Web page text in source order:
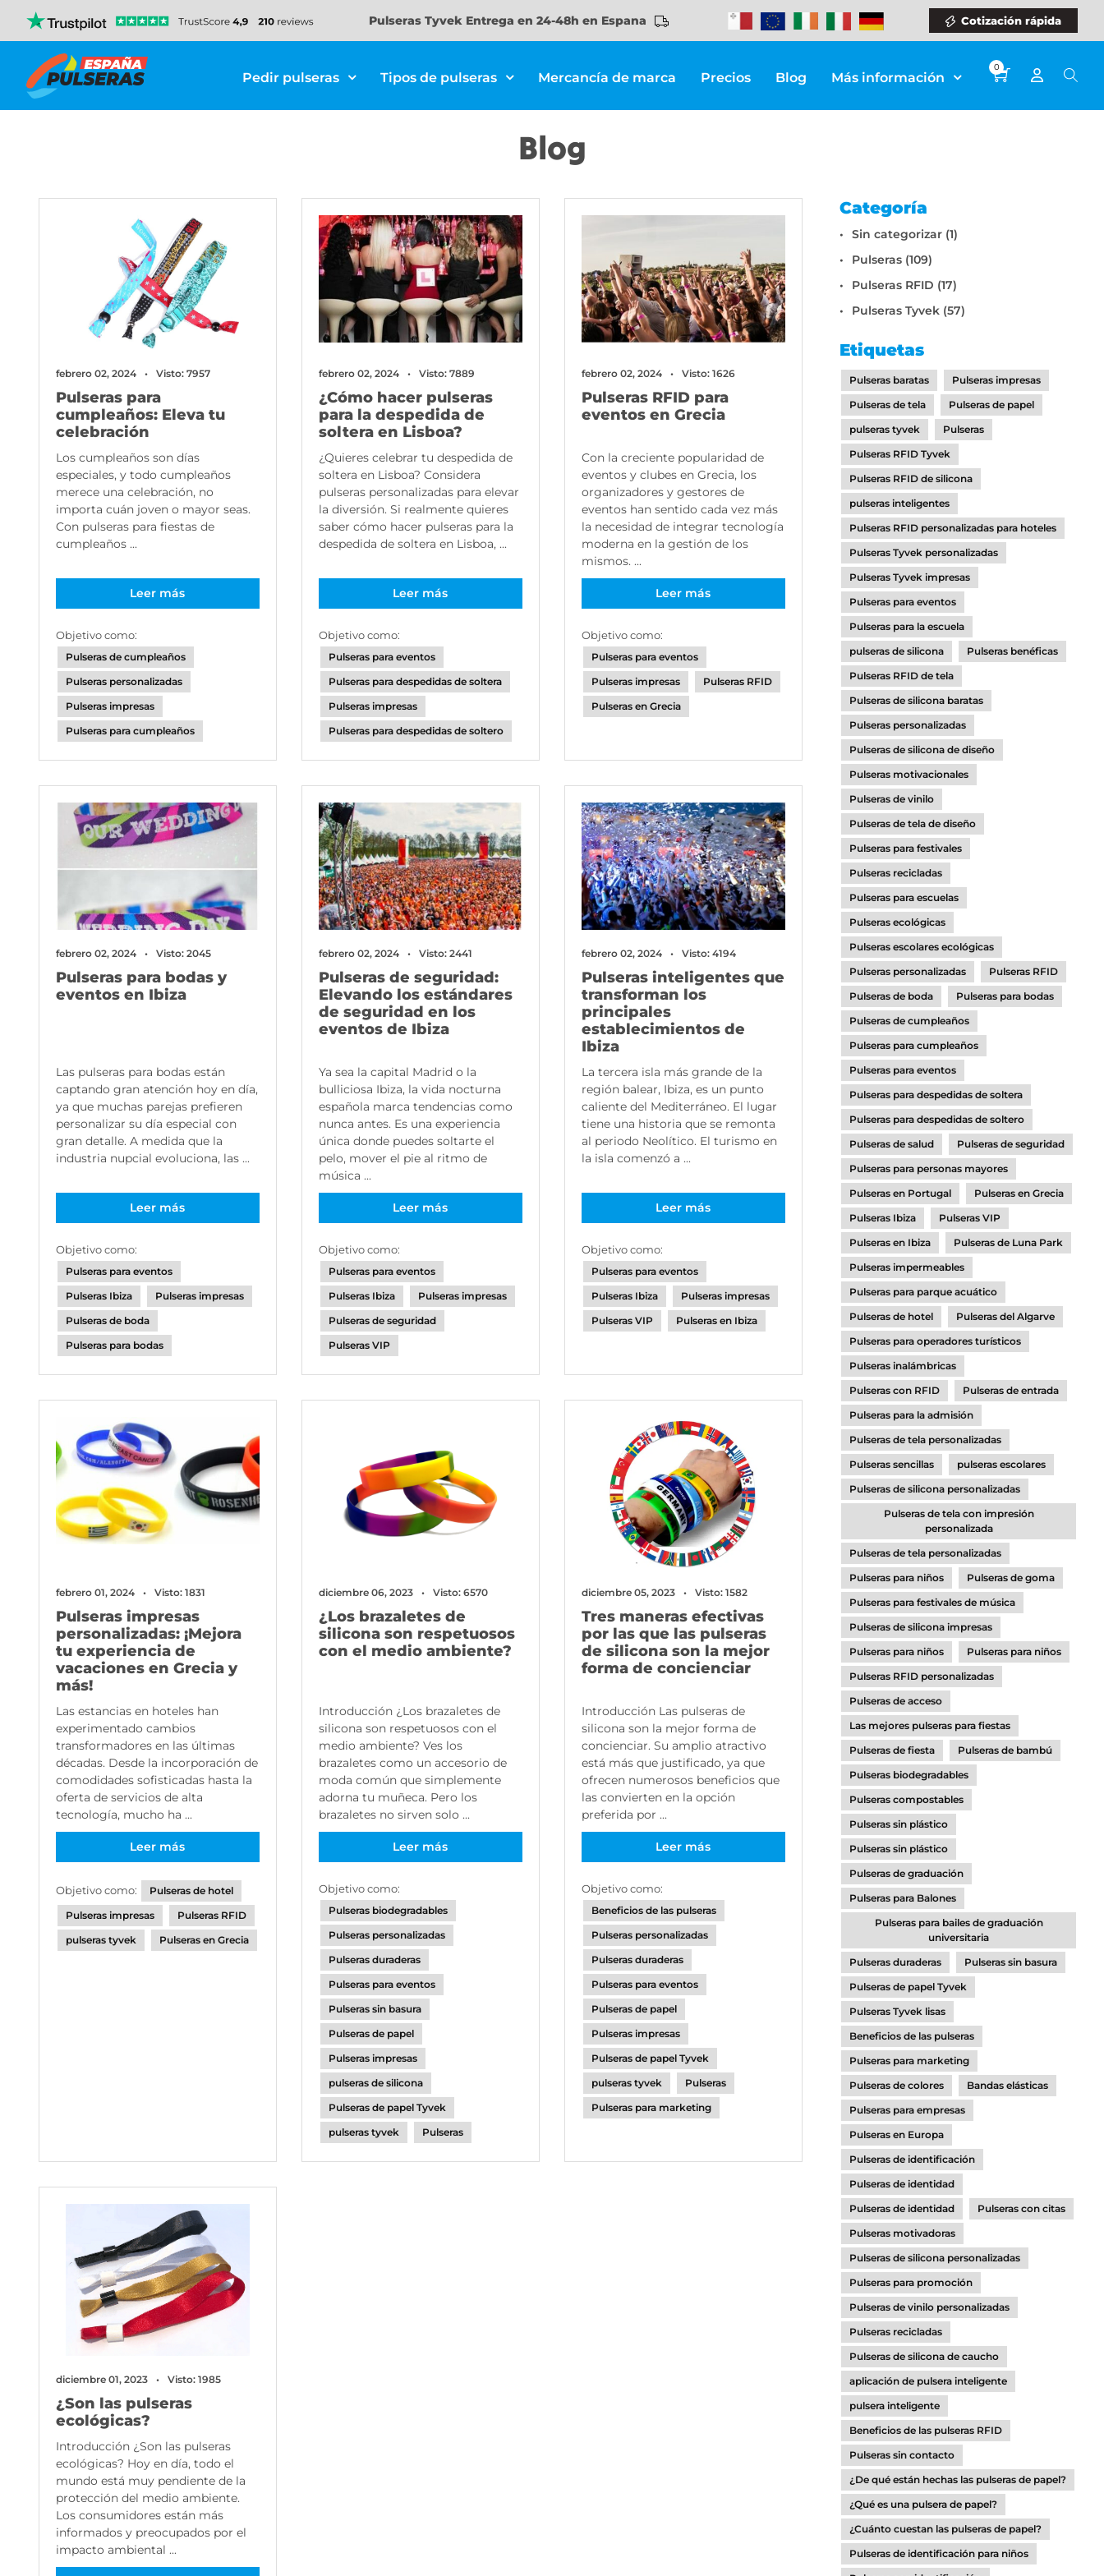
Pulseras Tyvek Entrega en 24-48h en Espana Cotización rápida
Pedir pulseras Tipos de pulseras Mercancía de marca Precios Blog Más información
0
Blog
febrero 02, 2024 Visto: 7957
Pulseras para
cumpleaños: Eleva tu
celebración
Los cumpleaños son días
especiales, y todo cumpleaños
merece una celebración, no
importa cuán joven o mayor seas.
Con pulseras para fiestas de
cumpleaños ...
Leer más
Objetivo como:
Pulseras de cumpleaños
Pulseras personalizadas
Pulseras impresas
Pulseras para cumpleaños
febrero 02, 2024 Visto: 7889
¿Cómo hacer pulseras
para la despedida de
soltera en Lisboa?
¿Quieres celebrar tu despedida de
soltera en Lisboa? Considera
pulseras personalizadas para elevar
la diversión. Si realmente quieres
saber cómo hacer pulseras para la
despedida de soltera en Lisboa, ...
Leer más
Objetivo como:
Pulseras para eventos
Pulseras para despedidas de soltera
Pulseras impresas
Pulseras para despedidas de soltero
febrero 02, 2024 Visto: 1626
Pulseras RFID para
eventos en Grecia
Con la creciente popularidad de
eventos y clubes en Grecia, los
organizadores y gestores de
eventos han sentido cada vez más
la necesidad de integrar tecnología
moderna en la gestión de los
mismos. ...
Leer más
Objetivo como:
Pulseras para eventos
Pulseras impresas
Pulseras RFID
Pulseras en Grecia
febrero 02, 2024 Visto: 2045
Pulseras para bodas y
eventos en Ibiza
Las pulseras para bodas están
captando gran atención hoy en día,
ya que muchas parejas prefieren
personalizar su día especial con
gran detalle. A medida que la
industria nupcial evoluciona, las ...
Leer más
Objetivo como:
Pulseras para eventos
Pulseras Ibiza
Pulseras impresas
Pulseras de boda
Pulseras para bodas
febrero 02, 2024 Visto: 2441
Pulseras de seguridad:
Elevando los estándares
de seguridad en los
eventos de Ibiza
Ya sea la capital Madrid o la
bulliciosa Ibiza, la vida nocturna
española marca tendencias como
nunca antes. Es una experiencia
única donde puedes soltarte el
pelo, mover el pie al ritmo de
música ...
Leer más
Objetivo como:
Pulseras para eventos
Pulseras Ibiza
Pulseras impresas
Pulseras de seguridad
Pulseras VIP
febrero 02, 2024 Visto: 4194
Pulseras inteligentes que
transforman los
principales
establecimientos de
Ibiza
La tercera isla más grande de la
región balear, Ibiza, es un punto
caliente del Mediterráneo. El lugar
tiene una historia que se remonta
al periodo Neolítico. El turismo en
la isla comenzó a ...
Leer más
Objetivo como:
Pulseras para eventos
Pulseras Ibiza
Pulseras impresas
Pulseras VIP
Pulseras en Ibiza
febrero 01, 2024 Visto: 1831
Pulseras impresas
personalizadas: ¡Mejora
tu experiencia de
vacaciones en Grecia y
más!
Las estancias en hoteles han
experimentado cambios
transformadores en las últimas
décadas. Desde la incorporación de
comodidades sofisticadas hasta la
oferta de servicios de alta
tecnología, mucho ha ...
Leer más
Objetivo como:
Pulseras de hotel
Pulseras impresas
Pulseras RFID
pulseras tyvek
Pulseras en Grecia
diciembre 06, 2023 Visto: 6570
¿Los brazaletes de
silicona son respetuosos
con el medio ambiente?
Introducción ¿Los brazaletes de
silicona son respetuosos con el
medio ambiente? Ves los
brazaletes como un accesorio de
moda común que simplemente
adorna tu muñeca. Pero los
brazaletes no sirven solo ...
Leer más
Objetivo como:
Pulseras biodegradables
Pulseras personalizadas
Pulseras duraderas
Pulseras para eventos
Pulseras sin basura
Pulseras de papel
Pulseras impresas
pulseras de silicona
Pulseras de papel Tyvek
pulseras tyvek
Pulseras
diciembre 05, 2023 Visto: 1582
Tres maneras efectivas
por las que las pulseras
de silicona son la mejor
forma de concienciar
Introducción Las pulseras de
silicona son la mejor forma de
concienciar. Su amplio atractivo
está más que justificado, ya que
ofrecen numerosos beneficios que
las convierten en la opción
preferida por ...
Leer más
Objetivo como:
Beneficios de las pulseras
Pulseras personalizadas
Pulseras duraderas
Pulseras para eventos
Pulseras de papel
Pulseras impresas
Pulseras de papel Tyvek
pulseras tyvek
Pulseras
Pulseras para marketing
diciembre 01, 2023 Visto: 1985
¿Son las pulseras
ecológicas?
Introducción ¿Son las pulseras
ecológicas? Hoy en día, todo el
mundo está muy pendiente de la
protección del medio ambiente.
Los consumidores están más
informados y preocupados por el
impacto ambiental ...
Categoría
Sin categorizar (1)
Pulseras (109)
Pulseras RFID (17)
Pulseras Tyvek (57)
Etiquetas
Pulseras baratas
Pulseras impresas
Pulseras de tela
Pulseras de papel
pulseras tyvek
Pulseras
Pulseras RFID Tyvek
Pulseras RFID de silicona
pulseras inteligentes
Pulseras RFID personalizadas para hoteles
Pulseras Tyvek personalizadas
Pulseras Tyvek impresas
Pulseras para eventos
Pulseras para la escuela
pulseras de silicona
Pulseras benéficas
Pulseras RFID de tela
Pulseras de silicona baratas
Pulseras personalizadas
Pulseras de silicona de diseño
Pulseras motivacionales
Pulseras de vinilo
Pulseras de tela de diseño
Pulseras para festivales
Pulseras recicladas
Pulseras para escuelas
Pulseras ecológicas
Pulseras escolares ecológicas
Pulseras personalizadas
Pulseras RFID
Pulseras de boda
Pulseras para bodas
Pulseras de cumpleaños
Pulseras para cumpleaños
Pulseras para eventos
Pulseras para despedidas de soltera
Pulseras para despedidas de soltero
Pulseras de salud
Pulseras de seguridad
Pulseras para personas mayores
Pulseras en Portugal
Pulseras en Grecia
Pulseras Ibiza
Pulseras VIP
Pulseras en Ibiza
Pulseras de Luna Park
Pulseras impermeables
Pulseras para parque acuático
Pulseras de hotel
Pulseras del Algarve
Pulseras para operadores turísticos
Pulseras inalámbricas
Pulseras con RFID
Pulseras de entrada
Pulseras para la admisión
Pulseras de tela personalizadas
Pulseras sencillas
pulseras escolares
Pulseras de silicona personalizadas
Pulseras de tela con impresión
personalizada
Pulseras de tela personalizadas
Pulseras para niños
Pulseras de goma
Pulseras para festivales de música
Pulseras de silicona impresas
Pulseras para niños
Pulseras para niños
Pulseras RFID personalizadas
Pulseras de acceso
Las mejores pulseras para fiestas
Pulseras de fiesta
Pulseras de bambú
Pulseras biodegradables
Pulseras compostables
Pulseras sin plástico
Pulseras sin plástico
Pulseras de graduación
Pulseras para Balones
Pulseras para bailes de graduación
universitaria
Pulseras duraderas
Pulseras sin basura
Pulseras de papel Tyvek
Pulseras Tyvek lisas
Beneficios de las pulseras
Pulseras para marketing
Pulseras de colores
Bandas elásticas
Pulseras para empresas
Pulseras en Europa
Pulseras de identificación
Pulseras de identidad
Pulseras de identidad
Pulseras con citas
Pulseras motivadoras
Pulseras de silicona personalizadas
Pulseras para promoción
Pulseras de vinilo personalizadas
Pulseras recicladas
Pulseras de silicona de caucho
aplicación de pulsera inteligente
pulsera inteligente
Beneficios de las pulseras RFID
Pulseras sin contacto
¿De qué están hechas las pulseras de papel?
¿Qué es una pulsera de papel?
¿Cuánto cuestan las pulseras de papel?
Pulseras de identificación para niños